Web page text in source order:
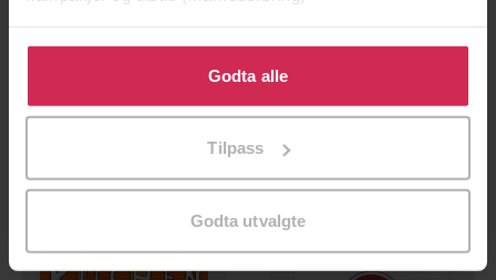
Klikk på «Godta alle» for å gi oss ditt samtykke til å
bruke cookies for alle disse formålene. Du kan også
tilpasse ditt samtykke til spesifikke formål ved å klikke
Godta alle
Tilpass
Godta utvalgte